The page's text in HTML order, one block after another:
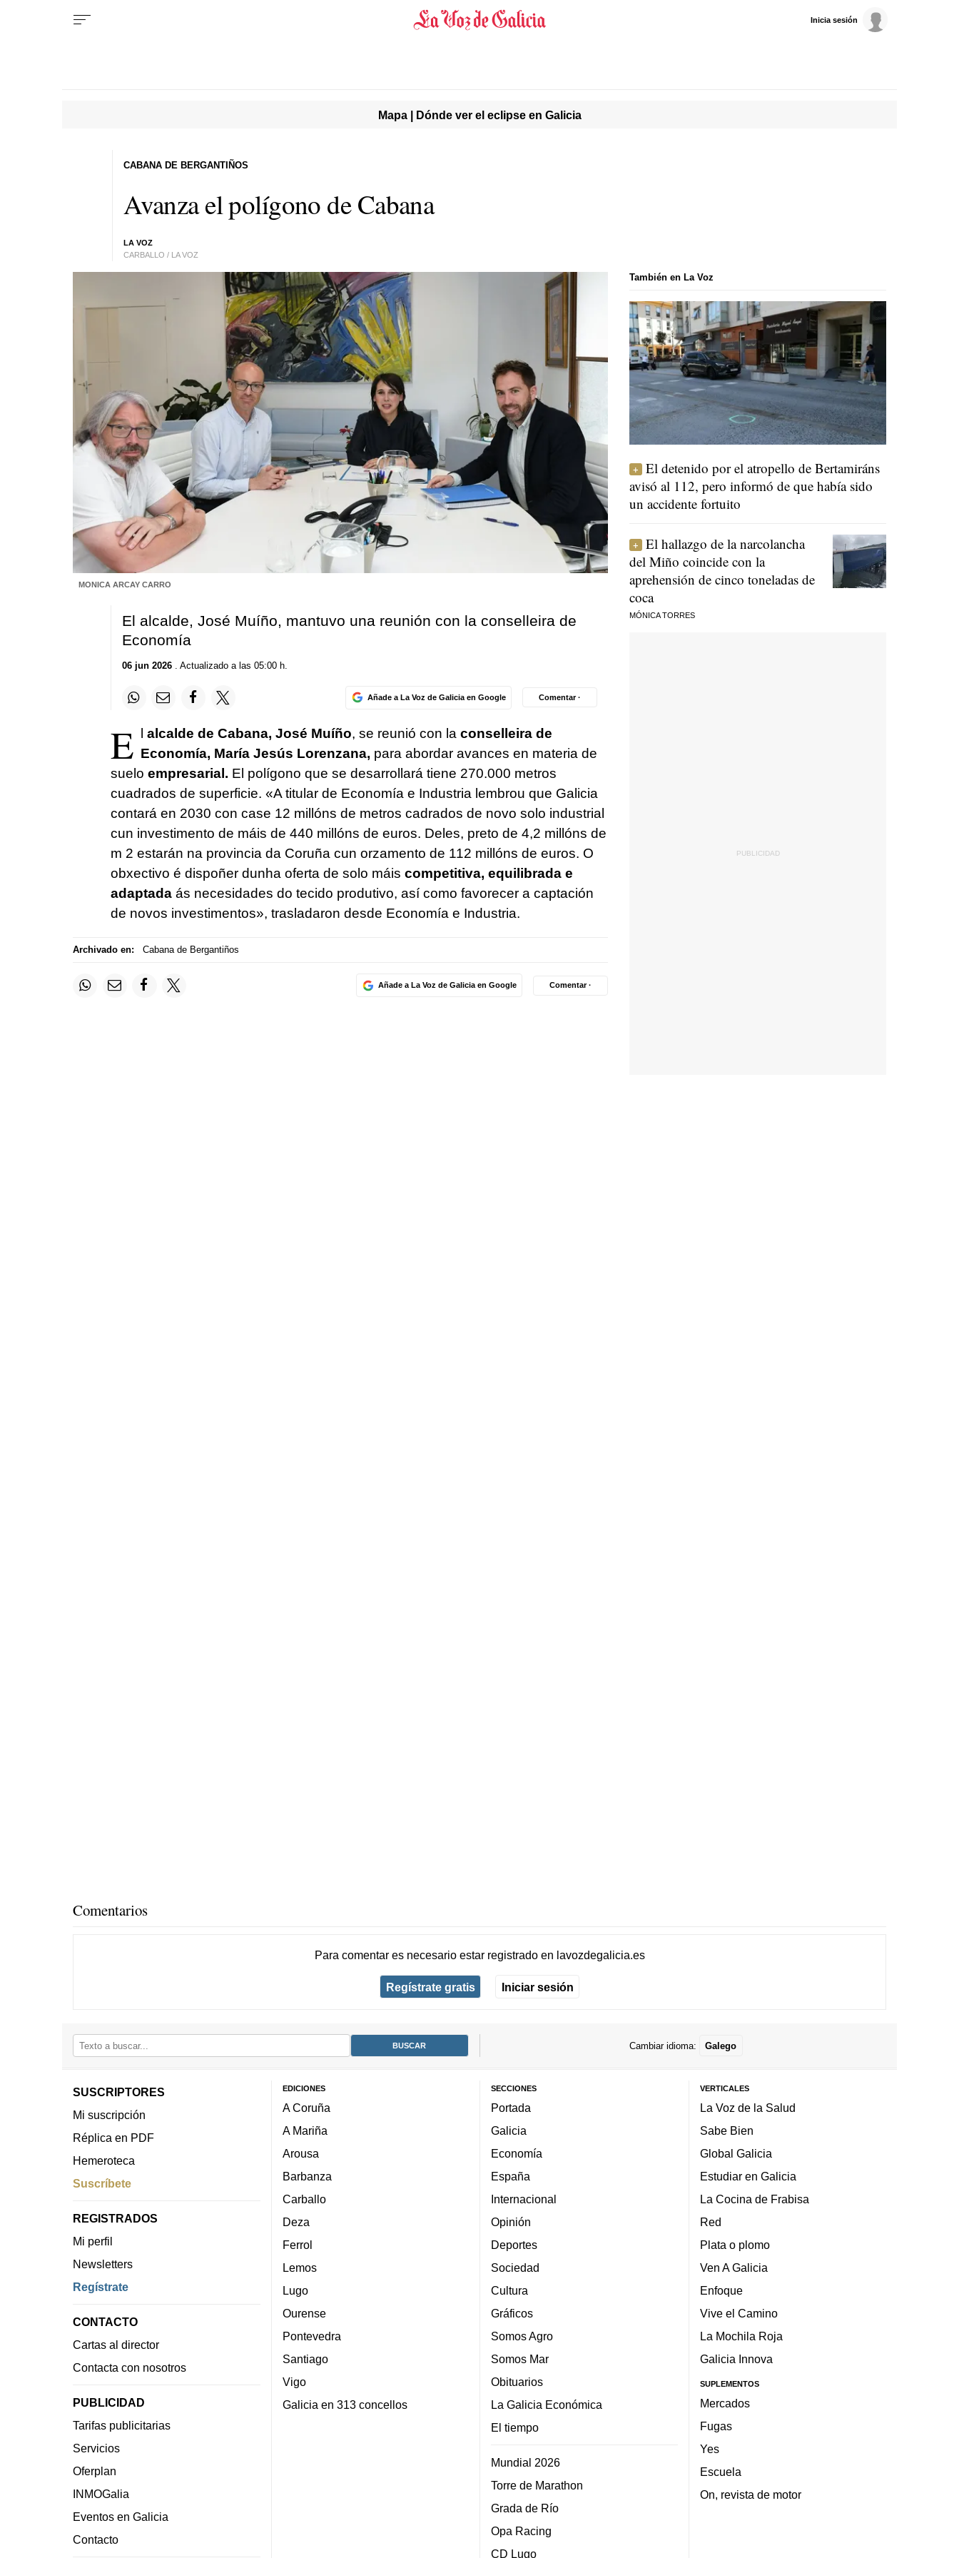
Inicia sesión
Mapa | Dónde ver el eclipse en Galicia
Avanza el polígono de Cabana
LA VOZ
CARBALLO / LA VOZ
CABANA DE BERGANTIÑOS
MONICA ARCAY CARRO
El alcalde, José Muíño, mantuvo una reunión con la conselleira de
Economía
06 jun 2026. Actualizado a las 05:00 h.
Añade a La Voz de Galicia en Google Comentar ·
E l alcalde de Cabana, José Muíño, se reunió con la conselleira de
Economía, María Jesús Lorenzana, para abordar avances en materia de
suelo empresarial. El polígono que se desarrollará tiene 270.000 metros
cuadrados de superficie. «A titular de Economía e Industria lembrou que Galicia
contará en 2030 con case 12 millóns de metros cadrados de novo solo industrial
cun investimento de máis de 440 millóns de euros. Deles, preto de 4,2 millóns de
m 2 estarán na provincia da Coruña cun orzamento de 112 millóns de euros. O
obxectivo é dispoñer dunha oferta de solo máis competitiva, equilibrada e
adaptadaás necesidades do tecido produtivo, así como favorecer a captación
de novos investimentos», trasladaron desde Economía e Industria.
Archivado en: Cabana de Bergantiños
Añade a La Voz de Galicia en Google Comentar ·
También en La Voz
El detenido por el atropello de Bertamiráns
avisó al 112, pero informó de que había sido
un accidente fortuito
El hallazgo de la narcolancha
del Miño coincide con la
aprehensión de cinco toneladas de
coca
MÓNICA TORRES
Comentarios
Para comentar es necesario estar registradoen lavozdegalicia.es
Regístrate gratis Iniciar sesión
Cambiar idioma: Galego
SUSCRIPTORES
Mi suscripción
Réplica en PDF
Hemeroteca
Suscríbete
REGISTRADOS
Mi perfil
Newsletters
Regístrate
CONTACTO
Cartas al director
Contacta con nosotros
PUBLICIDAD
Tarifas publicitarias
Servicios
Oferplan
INMOGalia
Eventos en Galicia
Contacto
EDICIONES
A Coruña
A Mariña
Arousa
Barbanza
Carballo
Deza
Ferrol
Lemos
Lugo
Ourense
Pontevedra
Santiago
Vigo
Galicia en 313 concellos
SECCIONES
Portada
Galicia
Economía
España
Internacional
Opinión
Deportes
Sociedad
Cultura
Gráficos
Somos Agro
Somos Mar
Obituarios
La Galicia Económica
El tiempo
Mundial 2026
Torre de Marathon
Grada de Río
Opa Racing
CD Lugo
VERTICALES
La Voz de la Salud
Sabe Bien
Global Galicia
Estudiar en Galicia
La Cocina de Frabisa
Red
Plata o plomo
Ven A Galicia
Enfoque
Vive el Camino
La Mochila Roja
Galicia Innova
SUPLEMENTOS
Mercados
Fugas
Yes
Escuela
On, revista de motor